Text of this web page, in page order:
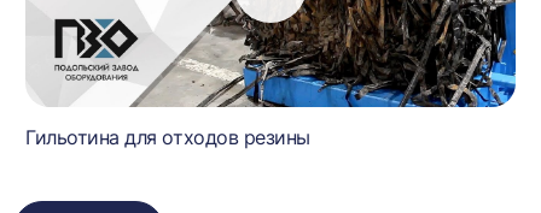
Гильотина для отходов резины